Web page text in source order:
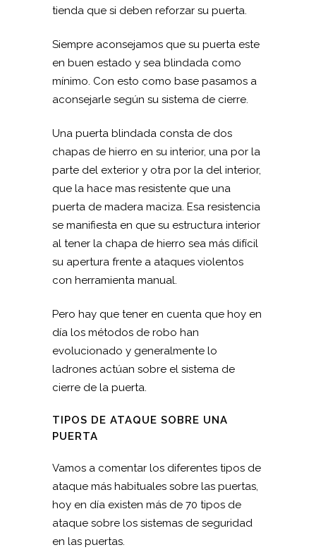
tienda que si deben reforzar su puerta.
Siempre aconsejamos que su puerta este
en buen estado y sea blindada como
mínimo. Con esto como base pasamos a
aconsejarle según su sistema de cierre.
Una puerta blindada consta de dos
chapas de hierro en su interior, una por la
parte del exterior y otra por la del interior,
que la hace mas resistente que una
puerta de madera maciza. Esa resistencia
se manifiesta en que su estructura interior
al tener la chapa de hierro sea más difícil
su apertura frente a ataques violentos
con herramienta manual.
Pero hay que tener en cuenta que hoy en
día los métodos de robo han
evolucionado y generalmente lo
ladrones actúan sobre el sistema de
cierre de la puerta.
TIPOS DE ATAQUE SOBRE UNA
PUERTA
Vamos a comentar los diferentes tipos de
ataque más habituales sobre las puertas,
hoy en día existen más de 70 tipos de
ataque sobre los sistemas de seguridad
en las puertas.